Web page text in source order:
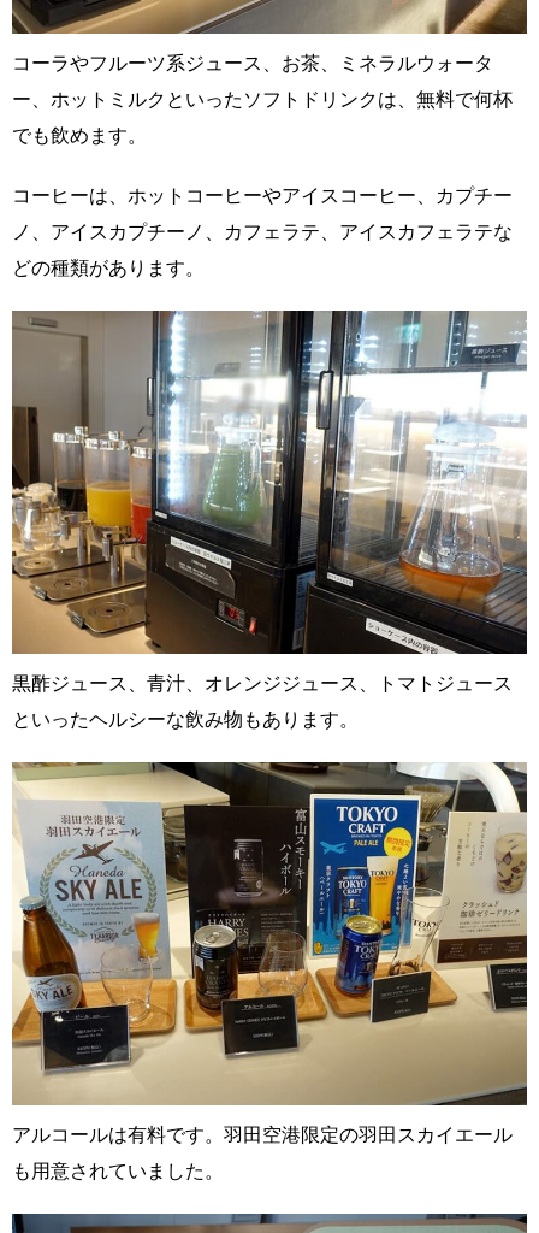
コーラやフルーツ系ジュース、お茶、ミネラルウォータ
ー、ホットミルクといったソフトドリンクは、無料で何杯
でも飲めます。
コーヒーは、ホットコーヒーやアイスコーヒー、カプチー
ノ、アイスカプチーノ、カフェラテ、アイスカフェラテな
どの種類があります。
黒酢ジュース、青汁、オレンジジュース、トマトジュース
といったヘルシーな飲み物もあります。
アルコールは有料です。羽田空港限定の羽田スカイエール
も用意されていました。